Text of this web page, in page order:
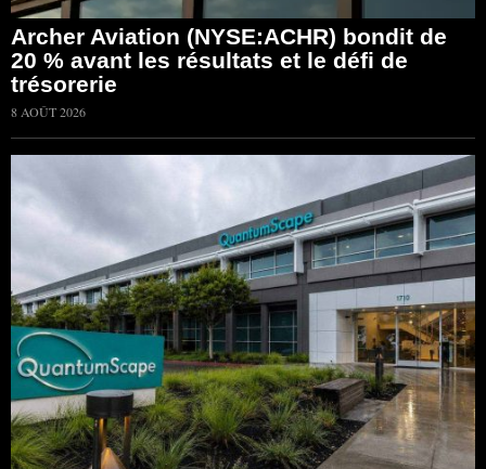
Archer Aviation (NYSE:ACHR) bondit de
20 % avant les résultats et le défi de
trésorerie
8 AOÛT 2026